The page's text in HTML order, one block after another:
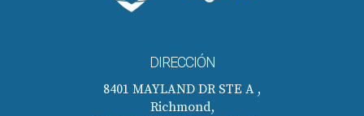
DIRECCIÓN
8401 MAYLAND DR STE A ,
Richmond,